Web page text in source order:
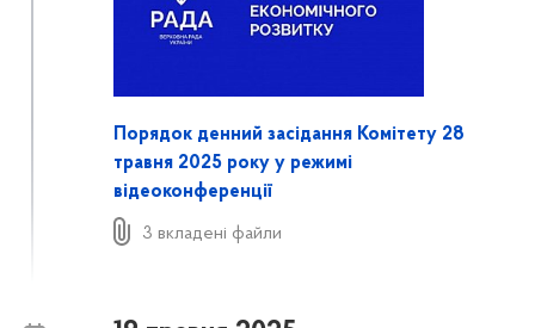
Порядок денний засідання Комітету 28
травня 2025 року у режимі
відеоконференції
3 вкладені файли